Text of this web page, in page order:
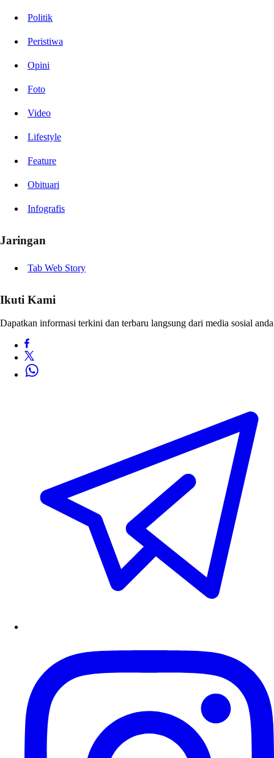
Politik
Peristiwa
Opini
Foto
Video
Lifestyle
Feature
Obituari
Infografis
Jaringan
Tab Web Story
Ikuti Kami
Dapatkan informasi terkini dan terbaru langsung dari media sosial anda